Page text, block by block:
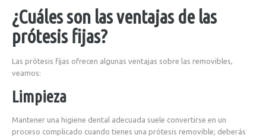
¿Cuáles son las ventajas de las
prótesis fijas?
Las prótesis fijas ofrecen algunas ventajas sobre las removibles,
veamos:
Limpieza
Mantener una higiene dental adecuada suele convertirse en un
proceso complicado cuando tienes una prótesis removible; deberás